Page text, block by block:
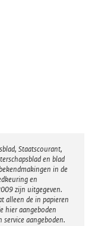
Staatscourant,
en blad
in de
en
zijn uitgegeven.
alleen de in papieren
hier aangeboden
aangeboden.